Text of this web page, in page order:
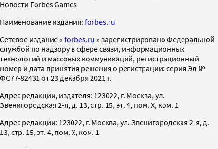
Новости Forbes Games
Наименование издания: forbes.ru
Cетевое издание « forbes.ru » зарегистрировано Федеральной
службой по надзору в сфере связи, информационных
технологий и массовых коммуникаций, регистрационный
номер и дата принятия решения о регистрации: серия Эл №
ФС77-82431 от 23 декабря 2021 г.
Адрес редакции, издателя: 123022, г. Москва, ул.
Звенигородская 2-я, д. 13, стр. 15, эт. 4, пом. X, ком. 1
Адрес редакции: 123022, г. Москва, ул. Звенигородская 2-я, д.
13, стр. 15, эт. 4, пом. X, ком. 1